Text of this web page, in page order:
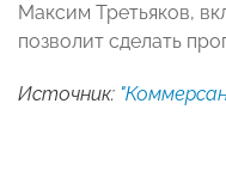
Максим Третьяков,
позволит сделать
Источник: